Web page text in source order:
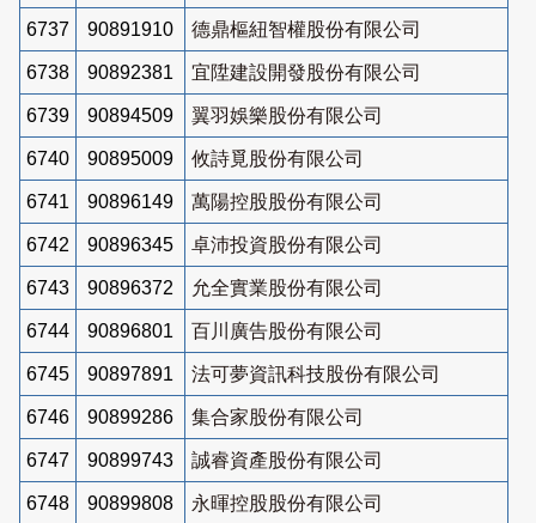
6737 90891910 德鼎樞紐智權股份有限公司
6738 90892381 宜陞建設開發股份有限公司
6739 90894509 翼羽娛樂股份有限公司
6740 90895009 攸詩覓股份有限公司
6741 90896149 萬陽控股股份有限公司
6742 90896345 卓沛投資股份有限公司
6743 90896372 允全實業股份有限公司
6744 90896801 百川廣告股份有限公司
6745 90897891 法可夢資訊科技股份有限公司
6746 90899286 集合家股份有限公司
6747 90899743 誠睿資產股份有限公司
6748 90899808 永暉控股股份有限公司